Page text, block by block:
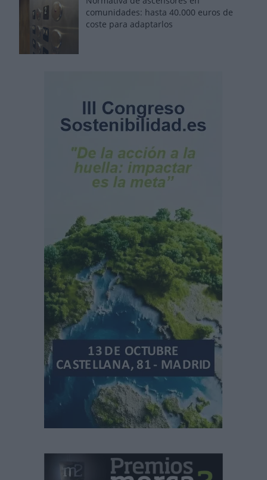
comunidades: hasta 40.000 euros de
coste para adaptarlos